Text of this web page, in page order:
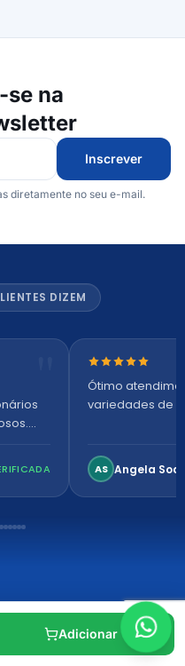
se na
Inscrever
diretamente no seu e-mail.
DIZEM
Nota 5 de 5
Ótimo
variedades de
AS Angela
Adicionar